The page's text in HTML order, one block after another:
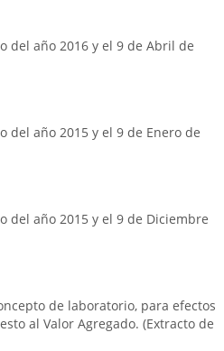
del año 2016 y el 9 de Abril de
del año 2015 y el 9 de Enero de
del año 2015 y el 9 de Diciembre
de laboratorio, para efectos
al Valor Agregado. (Extracto de